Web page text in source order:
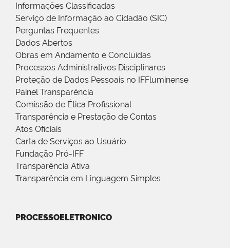
Informações Classificadas
Serviço de Informação ao Cidadão (SIC)
Perguntas Frequentes
Dados Abertos
Obras em Andamento e Concluídas
Processos Administrativos Disciplinares
Proteção de Dados Pessoais no IFFluminense
Painel Transparência
Comissão de Ética Profissional
Transparência e Prestação de Contas
Atos Oficiais
Carta de Serviços ao Usuário
Fundação Pró-IFF
Transparência Ativa
Transparência em Linguagem Simples
PROCESSOELETRONICO